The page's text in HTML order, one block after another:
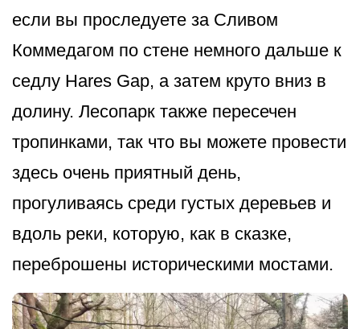
если вы проследуете за Сливом
Коммедагом по стене немного дальше к
седлу Hares Gap, а затем круто вниз в
долину. Лесопарк также пересечен
тропинками, так что вы можете провести
здесь очень приятный день,
прогуливаясь среди густых деревьев и
вдоль реки, которую, как в сказке,
переброшены историческими мостами.